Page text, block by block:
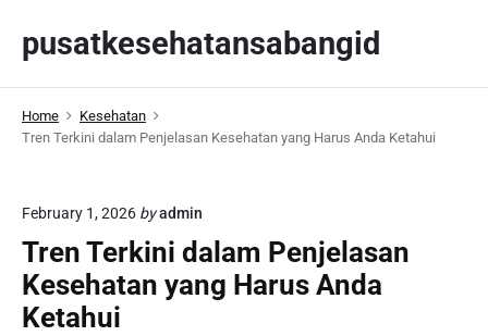
p
pusatkesehatansabangid
Home
Kesehatan
Tren Terkini dalam Penjelasan Kesehatan yang Harus Anda Ketahui
February 1, 2026 byadmin
Tren Terkini dalam Penjelasan
Kesehatan yang Harus Anda
Ketahui